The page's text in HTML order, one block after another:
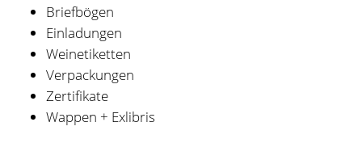
Briefbögen
Einladungen
Weinetiketten
Verpackungen
Zertifikate
Wappen + Exlibris